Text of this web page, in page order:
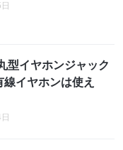
型イヤホンジャック
イヤホンは使え